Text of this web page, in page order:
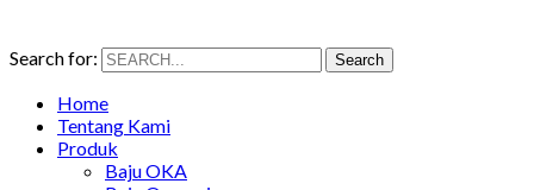
Search for: Search
Home
Tentang Kami
Produk
Baju OKA